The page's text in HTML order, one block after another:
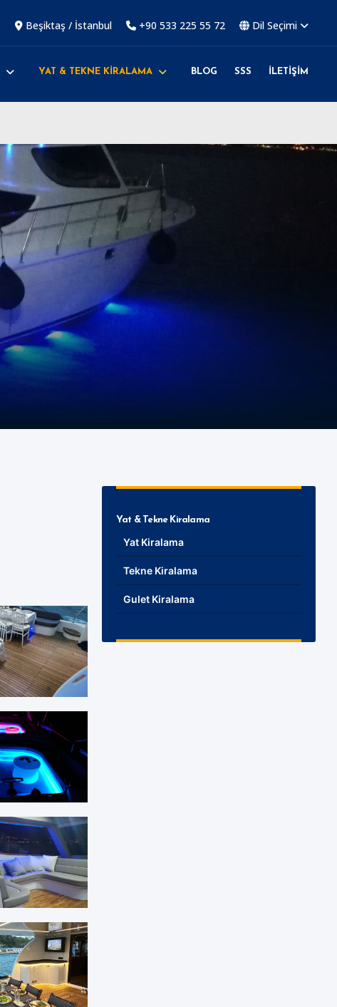
Beşiktaş / İstanbul +90 533 225 55 72 Dil Seçimi
YAT & TEKNE KİRALAMA BLOG SSS İLETİŞİM
Yat & Tekne Kiralama
Yat Kiralama
Tekne Kiralama
Gulet Kiralama